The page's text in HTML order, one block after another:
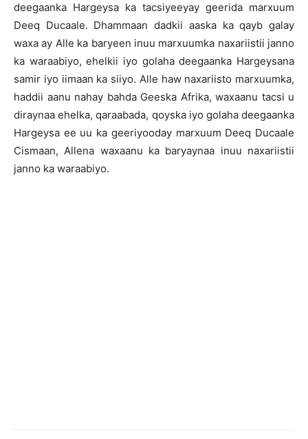
deegaanka Hargeysa ka tacsiyeeyay geerida marxuum
Deeq Ducaale. Dhammaan dadkii aaska ka qayb galay
waxa ay Alle ka baryeen inuu marxuumka naxariistii janno
ka waraabiyo, ehelkii iyo golaha deegaanka Hargeysana
samir iyo iimaan ka siiyo. Alle haw naxariisto marxuumka,
haddii aanu nahay bahda Geeska Afrika, waxaanu tacsi u
diraynaa ehelka, qaraabada, qoyska iyo golaha deegaanka
Hargeysa ee uu ka geeriyooday marxuum Deeq Ducaale
Cismaan, Allena waxaanu ka baryaynaa inuu naxariistii
janno ka waraabiyo.